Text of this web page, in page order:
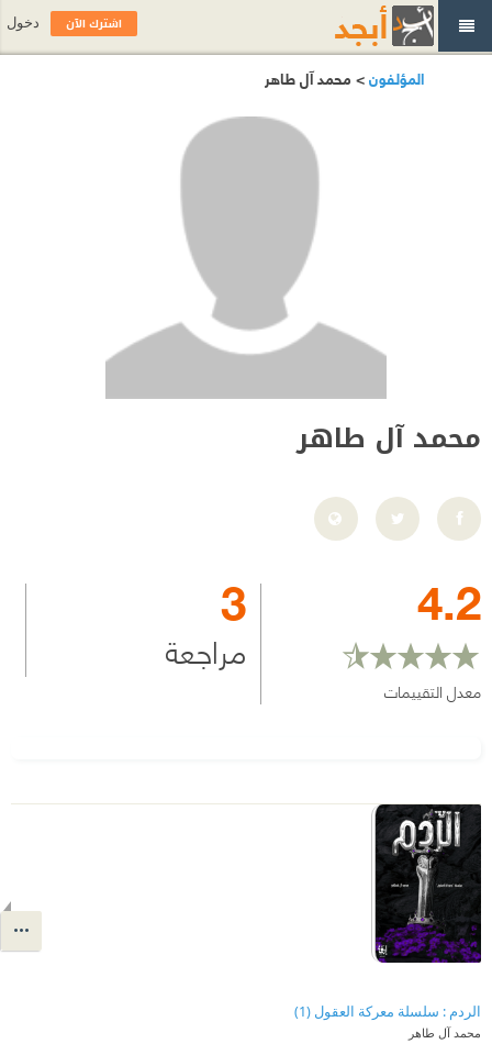
المؤلفون> محمد آل طاهر
محمد آل طاهر
4.2
معدل التقييمات
3
مراجعة
الردم : سلسلة معركة العقول (1)
محمد آل طاهر
اشترك الآن دخول